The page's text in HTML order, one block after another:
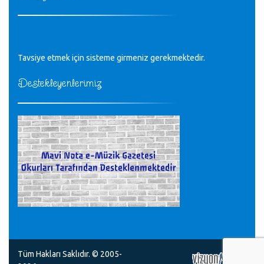
Tavsiye etmek için sisteme girmeniz gerekmektedir.
Destekleyenlerimiz
Tüm Hakları Saklıdır. © 2005-